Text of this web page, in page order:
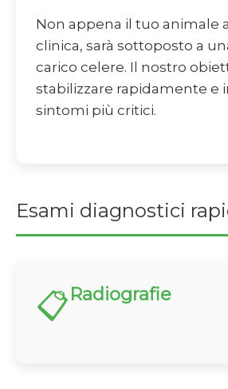
Non appena il tuo animale
clinica, sarà sottoposto a
carico celere. Il nostro
stabilizzare rapidamente e
sintomi più critici.
Esami diagnostici
📋Radiografie